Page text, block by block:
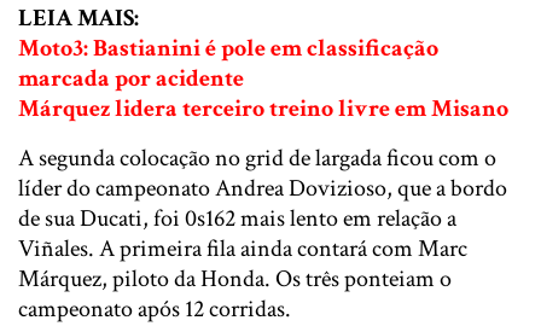
LEIA MAIS:
Moto3: Bastianini é pole em classificação
marcada por acidente
Márquez lidera terceiro treino livre em Misano
A segunda colocação no grid de largada ficou com o
líder do campeonato Andrea Dovizioso, que a bordo
de sua Ducati, foi 0s162 mais lento em relação a
Viñales. A primeira fila ainda contará com Marc
Márquez, piloto da Honda. Os três ponteiam o
campeonato após 12 corridas.